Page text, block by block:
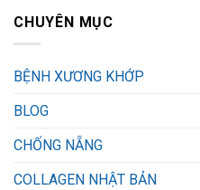
CHUYÊN MỤC
BỆNH XƯƠNG KHỚP
BLOG
CHỐNG NẴNG
COLLAGEN NHẬT BẢN